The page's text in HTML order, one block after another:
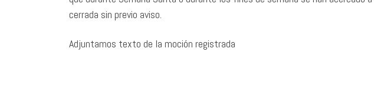
cerrada sin previo aviso.
Adjuntamos texto de la moción registrada